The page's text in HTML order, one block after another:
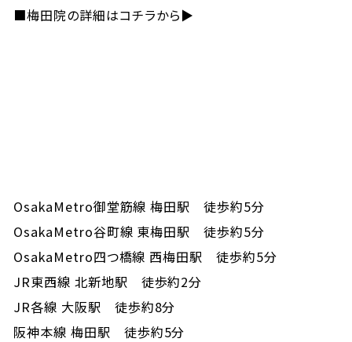
■梅田院の詳細はコチラから▶
OsakaMetro御堂筋線 梅田駅 徒歩約5分
OsakaMetro谷町線 東梅田駅 徒歩約5分
OsakaMetro四つ橋線 西梅田駅 徒歩約5分
JR東西線 北新地駅 徒歩約2分
JR各線 大阪駅 徒歩約8分
阪神本線 梅田駅 徒歩約5分